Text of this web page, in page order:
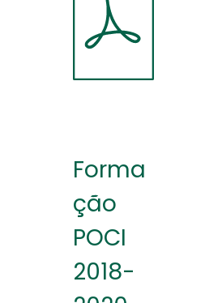
Forma
ção
POCI
2018-